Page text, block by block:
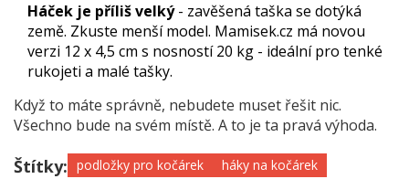
Háček je příliš velký- zavěšená taška se dotýká
země. Zkuste menší model. Mamisek.cz má novou
verzi 12 x 4,5 cm s nosností 20 kg - ideální pro tenké
rukojeti a malé tašky.
Když to máte správně, nebudete muset řešit nic.
Všechno bude na svém místě. A to je ta pravá výhoda.
Štítky: podložky pro kočárek
háky na kočárek